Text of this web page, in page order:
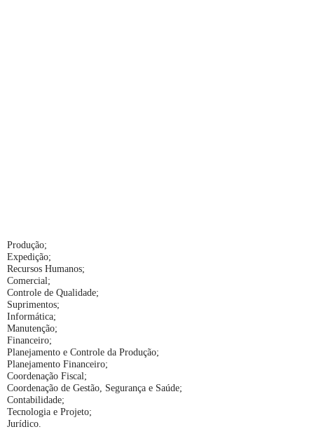
Produção;
Expedição;
Recursos Humanos;
Comercial;
Controle de Qualidade;
Suprimentos;
Informática;
Manutenção;
Financeiro;
Planejamento e Controle da Produção;
Planejamento Financeiro;
Coordenação Fiscal;
Coordenação de Gestão, Segurança e Saúde;
Contabilidade;
Tecnologia e Projeto;
Jurídico.